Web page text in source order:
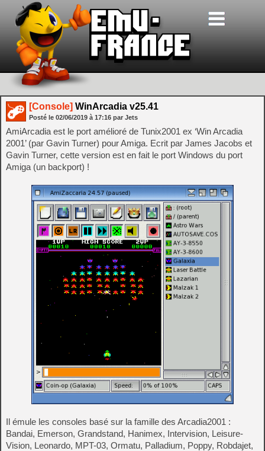
[Console] WinArcadia v25.41
Posté le 02/06/2019 à 17:16 par Jets
AmiArcadia est le port amélioré de Tunix2001 ex ‘Win Arcadia
2001’ (par Gavin Turner) pour Amiga. Ecrit par James Jacobs et
Gavin Turner, cette version est en fait le port Windows du port
Amiga (un backport) !
Il émule les consoles basé sur la famille des Arcadia2001 :
Bandai, Emerson, Grandstand, Hanimex, Intervision, Leisure-
Vision, Leonardo, MPT-03, Ormatu, Palladium, Poppy, Robdajet,